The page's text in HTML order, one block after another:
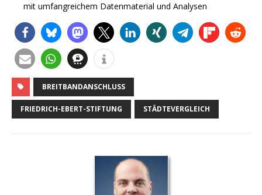
mit umfangreichem Datenmaterial und Analysen
BREITBANDANSCHLUSS
FRIEDRICH-EBERT-STIFTUNG STÄDTEVERGLEICH